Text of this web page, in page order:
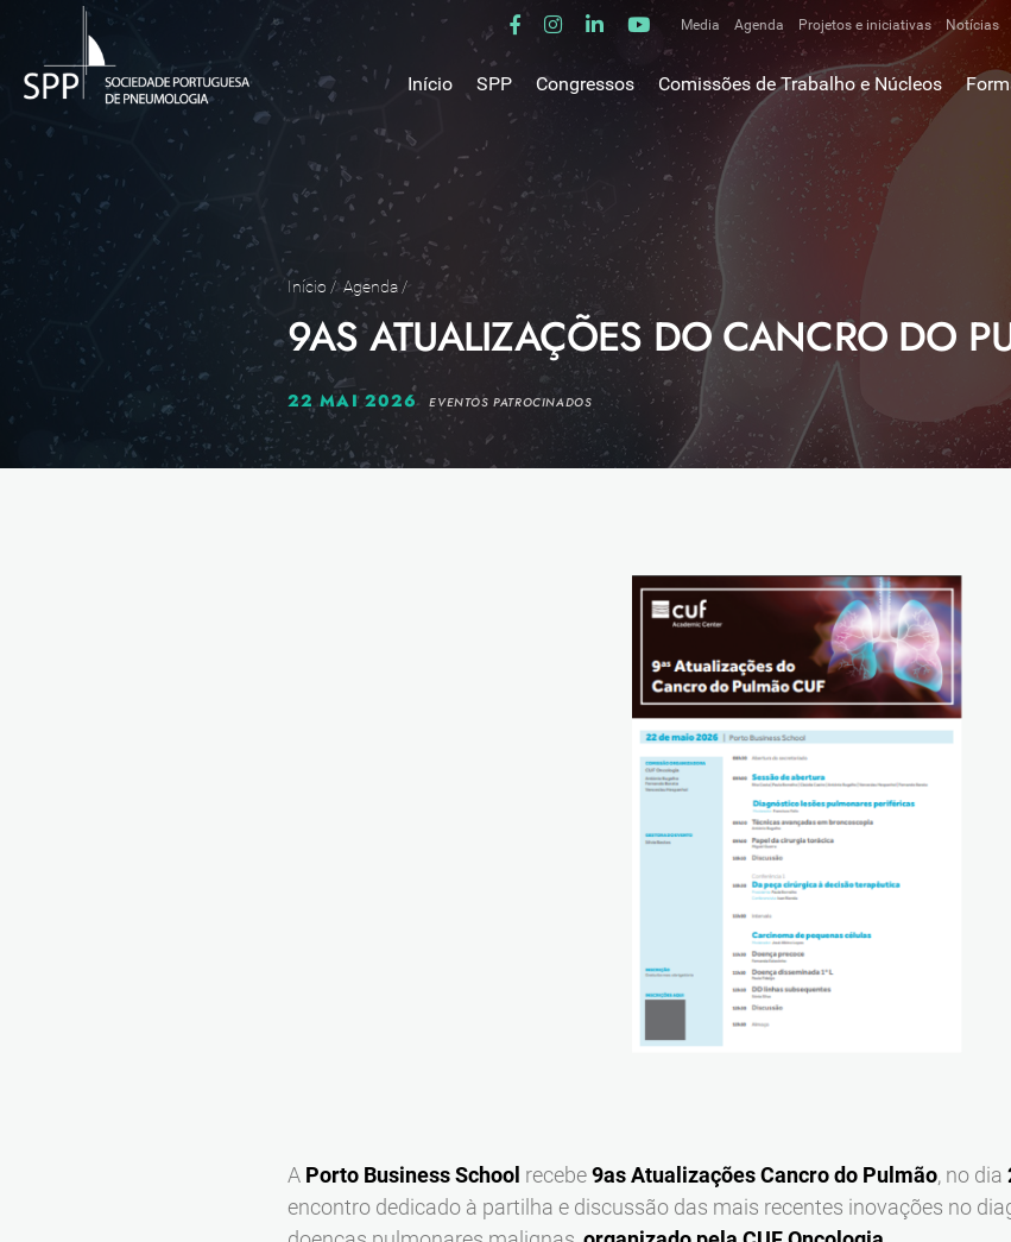
Media
Comunicados de imprensa
Clipping
Agenda Projetos e iniciativas Notícias
Início SPP
Mensagem do Presidente
Missão
Estrutura
Estatutos
Núcleo Museológico
Parceiros
Como tornar-se sócio
Medalhas de ouro SPP
Congressos Comissões de Trabalho e Núcleos
Comissões de trabalho
Alergologia Respiratória
Bronquiectasias
Cirurgia Torácica
Doente Crítico Respiratório
Doenças do Interstício Pulmonar
Doenças Ocupacionais e do Ambiente
Doenças Vasculares Pulmonares
Fisiopatologia Respiratória e DPOC
Infecciologia Respiratória
Patologia Respiratória do Sono
Técnicas Endoscópicas
Ventilação Domiciliária
Núcleos e Grupo de Estudos
Núcleo de Cardiopneumologistas
Núcleo de Enfermeiros
Núcleo de Fisioterapeutas Respiratórios
Núcleo Jovens Pneumologistas
Grupo de Estudos Défice de Alfa-1 Antitripsina
Núcleo de Estudo de Fibrose Quística
E-
Início /Agenda /
9AS ATUALIZAÇÕES DO CANCRO DO
22 MAI 2026 EVENTOS PATROCINADOS
A Porto Business School recebe9as Atualizações Cancro do Pulmão, no dia
encontro dedicado à partilha e discussão das mais recentes inovações no